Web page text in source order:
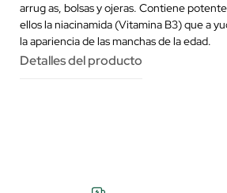
arrug as, bolsas y ojeras. Contiene
ellos la niacinamida (Vitamina B3) que a
la apariencia de las manchas de la edad.
Detalles del producto